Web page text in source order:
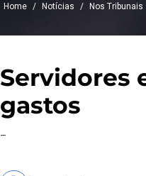
Home / Notícias / Nos Tribunais
Servidores
gastos
–